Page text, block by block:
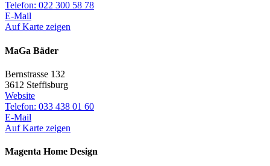
Telefon: 022 300 58 78
E-Mail
Auf Karte zeigen
MaGa Bäder
Bernstrasse 132
3612 Steffisburg
Website
Telefon: 033 438 01 60
E-Mail
Auf Karte zeigen
Magenta Home Design